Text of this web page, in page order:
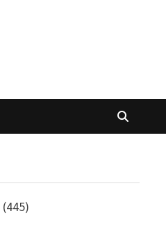
(445)